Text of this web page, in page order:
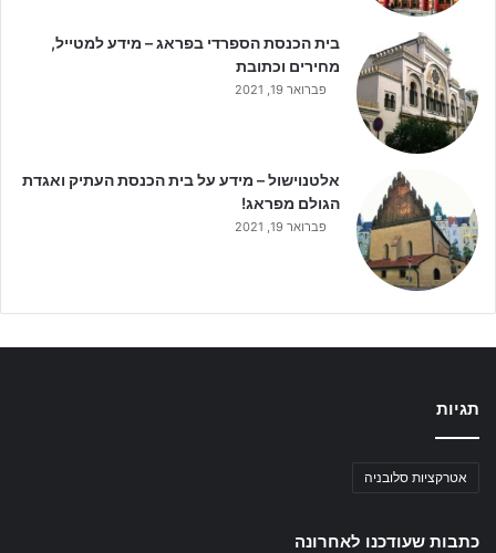
בית הכנסת הספרדי בפראג – מידע למטייל,
מחירים וכתובת
פברואר 19, 2021
אלטנוישול – מידע על בית הכנסת העתיק ואגדת
הגולם מפראג!
פברואר 19, 2021
תגיות
אטרקציות סלובניה
כתבות שעודכנו לאחרונה